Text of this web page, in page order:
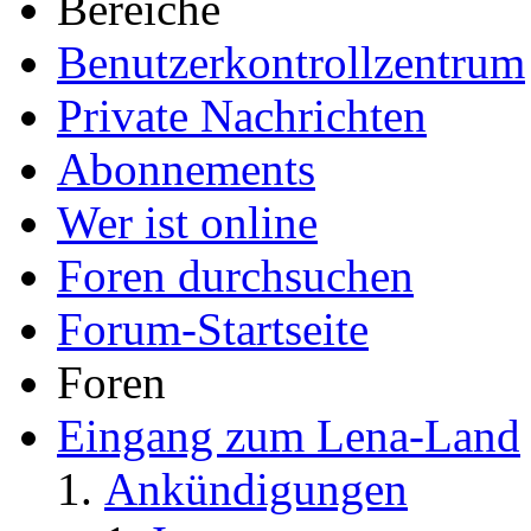
Benutzerkontrollzentrum
Private Nachrichten
Abonnements
Wer ist online
Foren durchsuchen
Forum-Startseite
Foren
Eingang zum Lena-Land
Ankündigungen